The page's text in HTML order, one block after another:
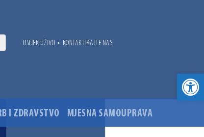
OSIJEK UŽIVO • KONTAKTIRAJTE NAS
I ZDRAVSTVO MJESNA SAMOUPRAVA